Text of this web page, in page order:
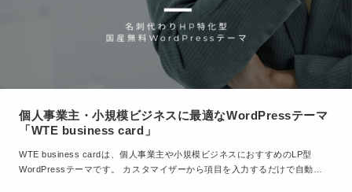
個人事業主・小規模ビジネスに最適なWordPressテーマ
「WTE business card」
WTE business cardは、個人事業主や小規模ビジネスにおすすめのLP型
WordPressテーマです。 カスタマイザーから項目を入力するだけで自動…